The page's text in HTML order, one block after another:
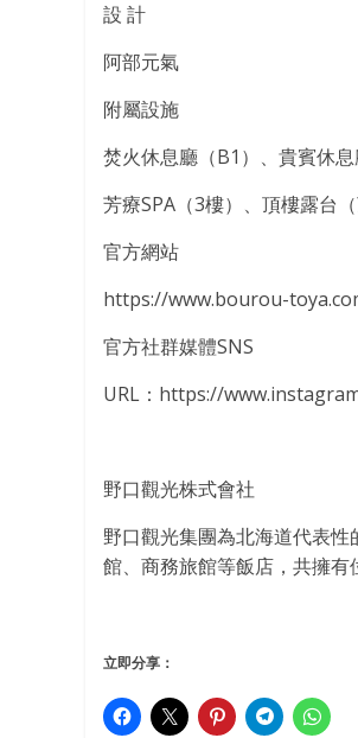
設 計
阿部元氣
附屬設施
焚火休息廳（B1）、貴賓休
芳療SPA（3樓）、頂樓露台（
官方網站
https://www.bourou-
官方社群媒體SNS
URL：https://
野口觀光株式會社
野口觀光集團為北海道代表
館、商務旅館等飯店，共擁有
立即分享：